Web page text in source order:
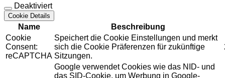
Deaktiviert
Cookie Details
Name
Beschreibung
Cookie
Consent:
reCAPTCHA
Speichert die Cookie Einstellungen und merkt
sich die Cookie Präferenzen für zukünftige
Sitzungen.
Google verwendet Cookies wie das NID- und
das SID-Cookie, um Werbung in Google-